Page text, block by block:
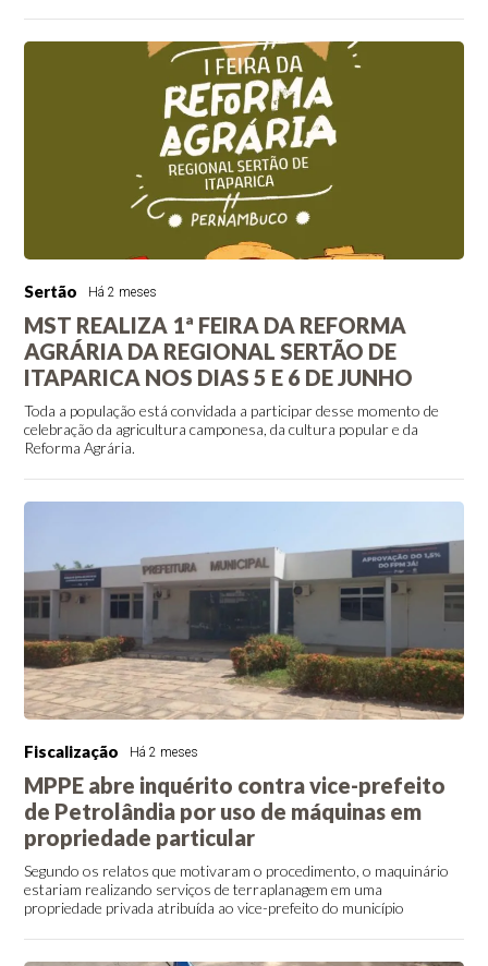
Sertão Há 2 meses
MST REALIZA 1ª FEIRA DA REFORMA
AGRÁRIA DA REGIONAL SERTÃO DE
ITAPARICA NOS DIAS 5 E 6 DE JUNHO
Toda a população está convidada a participar desse momento de
celebração da agricultura camponesa, da cultura popular e da
Reforma Agrária.
Fiscalização Há 2 meses
MPPE abre inquérito contra vice-prefeito
de Petrolândia por uso de máquinas em
propriedade particular
Segundo os relatos que motivaram o procedimento, o maquinário
estariam realizando serviços de terraplanagem em uma
propriedade privada atribuída ao vice-prefeito do município